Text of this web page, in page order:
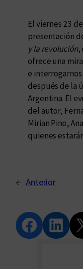
El viernes 23
presentación
y la revolución,
ofrece una
e
después de la
Argentina. El
del autor,
Mirian Pino,
quienes
← Anterior
Compartir en Facebook Compartir en LinkedIn Compartir en Twitter